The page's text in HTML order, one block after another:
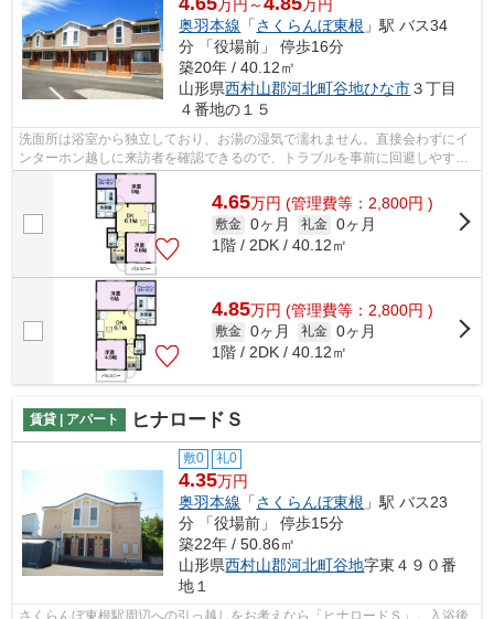
万円～
万円
奥羽本線 「さくらんぼ東根 」駅 バス34
分 「役場前」 停歩16分
築20年 / 40.12㎡
山形県西村山郡河北町谷地ひな市３丁目
４番地の１５
洗面所は浴室から独立しており、お湯の湿気で濡れません。直接会わずにイ
ンターホン越しに来訪者を確認できるので、トラブルを事前に回避しやすく
なります。収納はウォークインクロゼ...
4.65万円 (管理費等：2,800円 )
敷金 0ヶ月 礼金 0ヶ月
1階 / 2DK / 40.12㎡
4.85万円 (管理費等：2,800円 )
敷金 0ヶ月 礼金 0ヶ月
1階 / 2DK / 40.12㎡
賃貸 | アパート ヒナロードＳ
敷0 礼0
4.35万円
奥羽本線 「さくらんぼ東根 」駅 バス23
分 「役場前」 停歩15分
築22年 / 50.86㎡
山形県西村山郡河北町谷地字東４９０番
地１
さくらんぼ東根駅周辺への引っ越しをお考えなら「ヒナロードＳ」。入浴後